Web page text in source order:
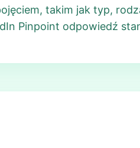
takim jak typ,
Pinpoint odpowiedź